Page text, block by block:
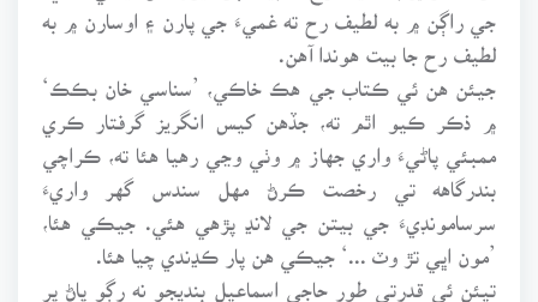
جي راڳن ۾ به لطيف رح ته غميءَ جي پارن ۽ اوسارن ۾ به
لطيف رح جا بيت هوندا آهن.
جيئن هن ئي ڪتاب جي هڪ خاڪي، ’سناسي خان بڪڪ‘
۾ ذڪر ڪيو اٿم ته، جڏهن کيس انگريز گرفتار ڪري
ممبئي پاڻيءَ واري جهاز ۾ وٺي وڃي رهيا هئا ته، ڪراچي
بندرگاهه تي رخصت ڪرڻ مهل سندس گهر واريءَ
سرسامونڊيءَ جي بيتن جي لانڍ پڙهي هئي. جيڪي هئا،
’مون اڀي تڙ وٽ ...‘ جيڪي هن پار ڪڍندي چيا هئا.
تيئن ئي قدرتي طور حاجي اسماعيل بنديجو نه رڳو پاڻ پر